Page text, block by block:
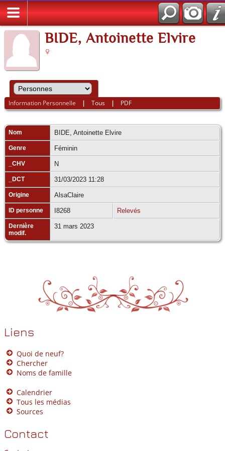
BIDE, Antoinette Elvire
Information Personnelle |Tous | PDF
Nom BIDE Antoinette Elvire
Genre Féminin
_CHV N
_DCT 31/03/2023 11:28
Origine AlsaClaire
ID personne I8268 Relevés
Dernière
modif.
31 mars 2023
Liens
Quoi de neuf?
Chercher
Noms de famille
Calendrier
Tous les médias
Sources
Contact